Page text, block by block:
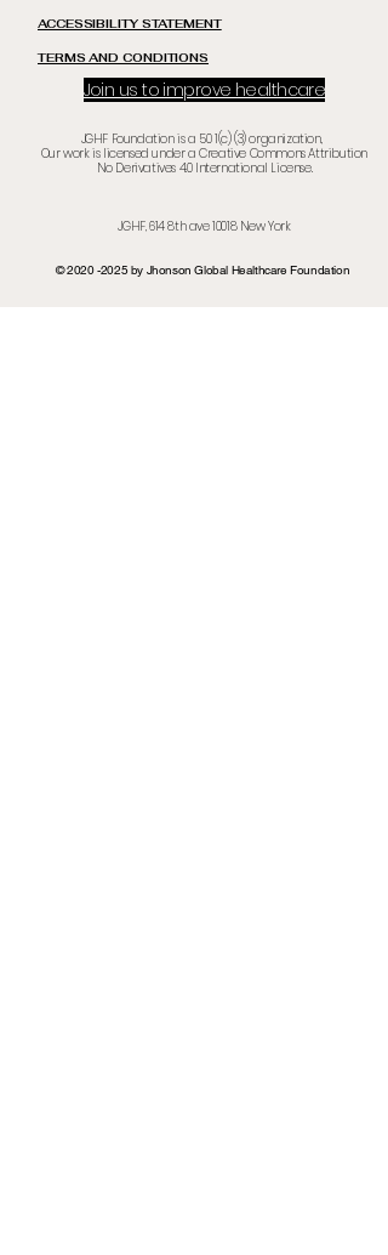
ACCESSIBILITY STATEMENT
TERMS AND CONDITIONS
Join us to improve healthcare
JGHF Foundation is a 50 1(c) (3) organization,
Our work is licensed under a Creative Commons Attribution
No Derivatives 4.0 International License.
JGHF, 614 8th ave10018 New York
©2020 -2025by Jhonson Global Healthcare Foundation